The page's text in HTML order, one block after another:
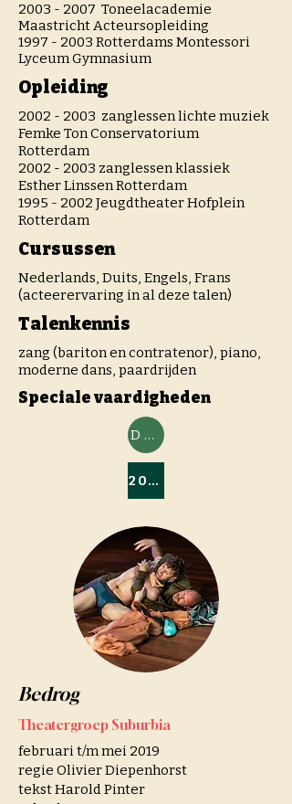
2003 - 2007 Toneelacademie
Maastricht Acteursopleiding
1997 - 2003 Rotterdams Montessori
Lyceum Gymnasium
Opleiding
2002 - 2003 zanglessen lichte muziek
Femke Ton Conservatorium
Rotterdam
2002 - 2003 zanglessen klassiek ​
Esther Linssen Rotterdam
1995 - 2002 Jeugdtheater Hofplein
Rotterdam
Cursussen
Nederlands, Duits, Engels, Frans
(acteerervaring in al deze talen)
Talenkennis
zang (bariton en contratenor), piano,
moderne dans, paardrijden
Speciale vaardigheden
Download CV
2018/2019
Bedrog
Theatergroep Suburbia
februari t/m mei 2019
regie Olivier Diepenhorst
tekst Harold Pinter